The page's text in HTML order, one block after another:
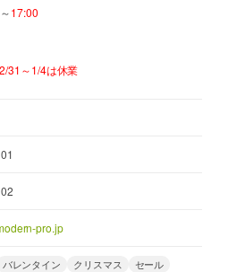
17:00
31～1/4は休業
pro.jp
バレンタイン クリスマス
セール